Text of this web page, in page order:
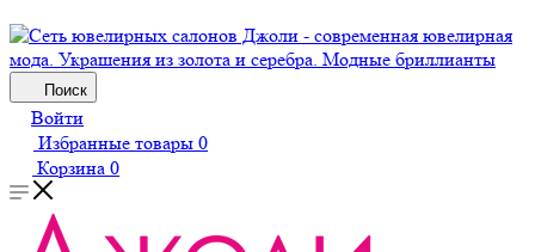
Поиск
Войти
Избранные товары 0
Корзина 0